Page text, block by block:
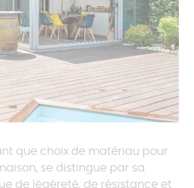
que choix de matériau pour
se distingue par sa
de légèreté, de résistance et